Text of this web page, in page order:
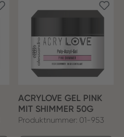
ACRYLOVE GEL PINK
MIT SHIMMER 50G
Produktnummer: 01-953